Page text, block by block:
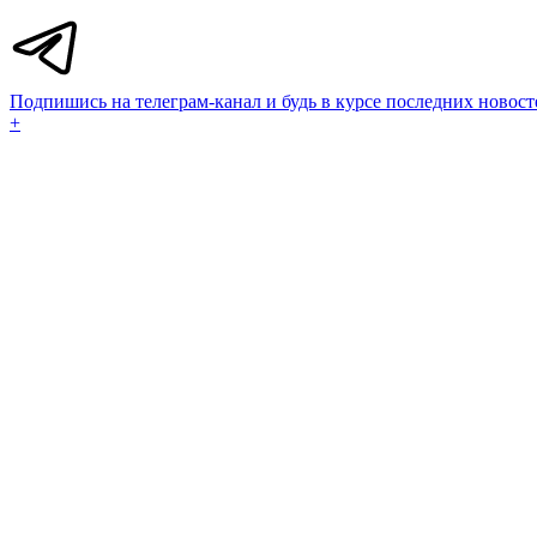
Подпишись на телеграм-канал и будь в курсе последних
+